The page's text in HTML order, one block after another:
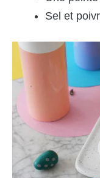
Sel et